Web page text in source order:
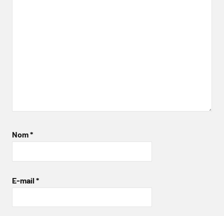
Nom*
E-mail *